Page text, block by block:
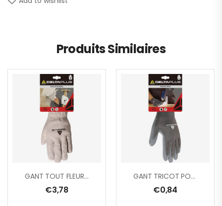
Produits Similaires
GANT TOUT FLEUR DE BOVIN
€3,78
GANT TRICOT POLYESTER/ PAUME PU
€0,84